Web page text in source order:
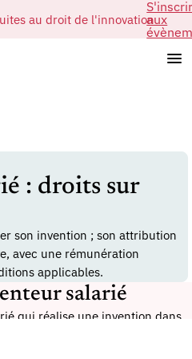
au droit de l'innovationaux
: droits sur
son invention ; son attribution
avec une rémunération
applicables.
salarié
qui réalise une invention dans
dépend notamment de